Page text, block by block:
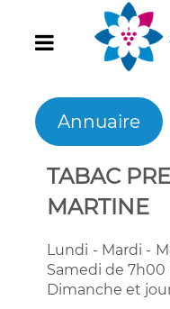
Annuaire
TABAC
MARTINE
Lundi - Mardi -
Samedi de 7h00
Dimanche et